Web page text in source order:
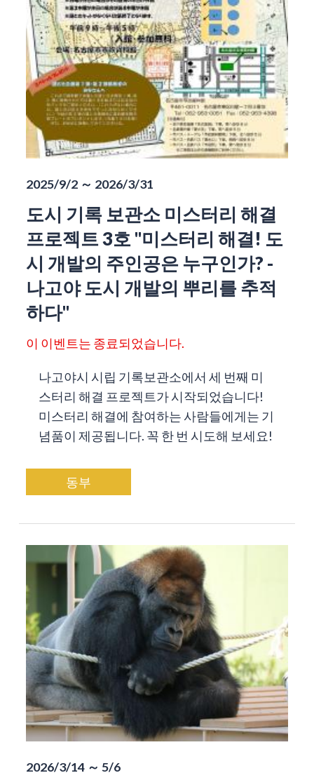
2025/9/2 ～ 2026/3/31
도시 기록 보관소 미스터리 해결
프로젝트 3호 "미스터리 해결! 도
시 개발의 주인공은 누구인가? -
나고야 도시 개발의 뿌리를 추적
하다"
이 이벤트는 종료되었습니다.
나고야시 시립 기록보관소에서 세 번째 미
스터리 해결 프로젝트가 시작되었습니다!
미스터리 해결에 참여하는 사람들에게는 기
념품이 제공됩니다. 꼭 한 번 시도해 보세요!
동부
2026/3/14 ～ 5/6